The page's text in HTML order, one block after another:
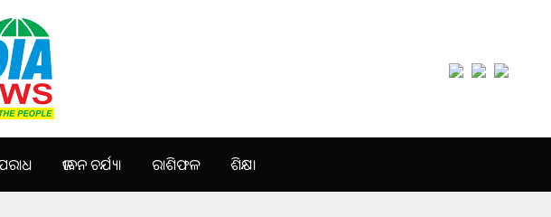
ଜୀବନ ଚର୍ଯ୍ୟା ରାଶିଫଳ ଶିକ୍ଷା